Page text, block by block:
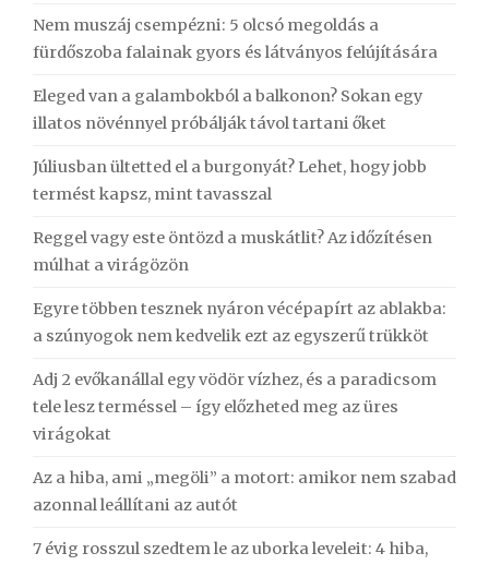
Nem muszáj csempézni: 5 olcsó megoldás a
fürdőszoba falainak gyors és látványos felújítására
Eleged van a galambokból a balkonon? Sokan egy
illatos növénnyel próbálják távol tartani őket
Júliusban ültetted el a burgonyát? Lehet, hogy jobb
termést kapsz, mint tavasszal
Reggel vagy este öntözd a muskátlit? Az időzítésen
múlhat a virágözön
Egyre többen tesznek nyáron vécépapírt az ablakba:
a szúnyogok nem kedvelik ezt az egyszerű trükköt
Adj 2 evőkanállal egy vödör vízhez, és a paradicsom
tele lesz terméssel – így előzheted meg az üres
virágokat
Az a hiba, ami „megöli” a motort: amikor nem szabad
azonnal leállítani az autót
7 évig rosszul szedtem le az uborka leveleit: 4 hiba,